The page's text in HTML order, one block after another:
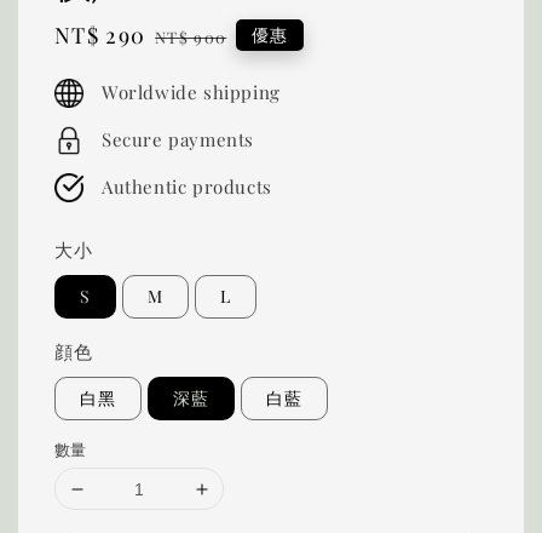
Sale
NT$ 290 Regular
NT$ 900 優惠
Worldwide shipping
Secure payments
Authentic products
大小
S M L
顔色
白黑 深藍 白藍
數量